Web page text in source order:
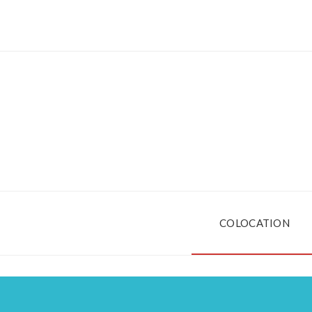
COLOCATION